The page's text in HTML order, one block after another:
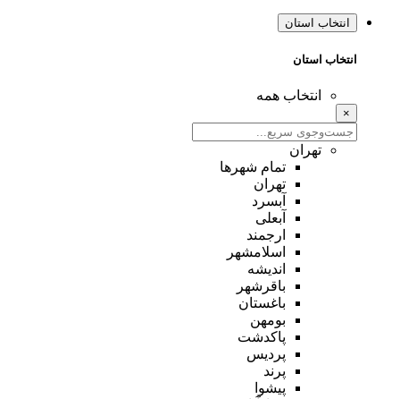
انتخاب استان
انتخاب استان
انتخاب همه
×
تهران
تمام شهر‌ها
تهران
آبسرد
آبعلی
ارجمند
اسلامشهر
اندیشه
باقرشهر
باغستان
بومهن
پاکدشت
پردیس
پرند
پیشوا